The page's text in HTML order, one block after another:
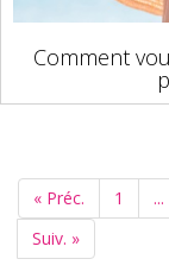
Comment
« Préc. 1 ...
Suiv. »